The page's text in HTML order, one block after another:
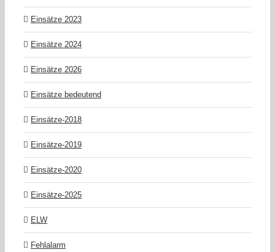
Einsätze 2023
Einsätze 2024
Einsätze 2026
Einsätze bedeutend
Einsätze-2018
Einsätze-2019
Einsätze-2020
Einsätze-2025
ELW
Fehlalarm